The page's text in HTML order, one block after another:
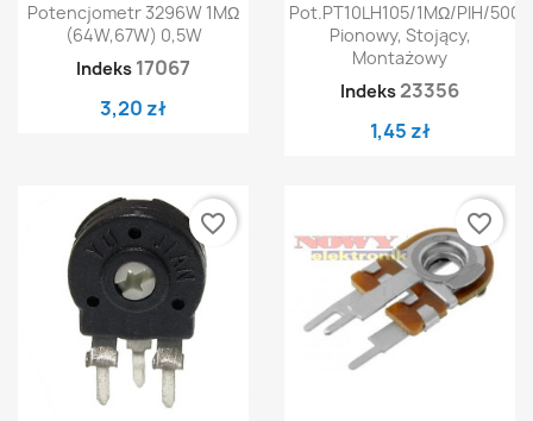
Potencjometr 3296W 1MΩ
(64W,67W) 0,5W
Indeks 17067
3,20 zł
Pot.PT10LH105/1MΩ/PIH/500
Pionowy, Stojący,
Montażowy
Indeks 23356
1,45 zł
favorite_border favorite_border